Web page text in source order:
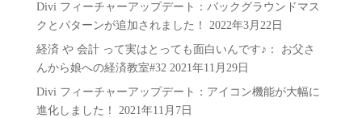
Divi フィーチャーアップデート：バックグラウンドマス
クとパターンが追加されました！
2022年3月22日
経済 や 会計 って実はとっても面白いんです♪： お父さ
んから娘への経済教室#32 2021年11月29日
Divi フィーチャーアップデート：アイコン機能が大幅に
進化しました！
2021年11月7日